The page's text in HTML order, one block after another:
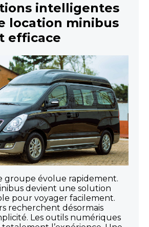
intelligentes
location minibus
efficace
groupe évolue rapidement.
devient une solution
pour voyager facilement.
recherchent désormais
Les outils numériques